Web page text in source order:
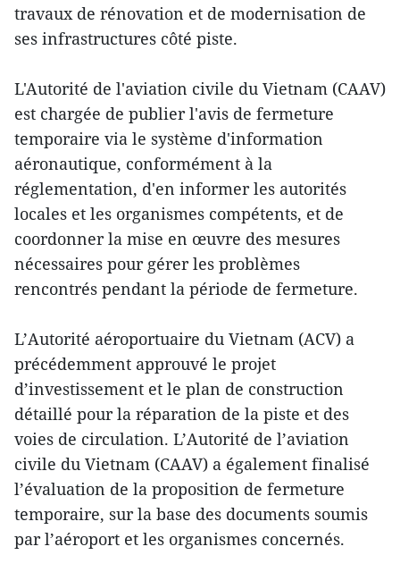
travaux de rénovation et de modernisation de
ses infrastructures côté piste.
L'Autorité de l'aviation civile du Vietnam (CAAV)
est chargée de publier l'avis de fermeture
temporaire via le système d'information
aéronautique, conformément à la
réglementation, d'en informer les autorités
locales et les organismes compétents, et de
coordonner la mise en œuvre des mesures
nécessaires pour gérer les problèmes
rencontrés pendant la période de fermeture.
L’Autorité aéroportuaire du Vietnam (ACV) a
précédemment approuvé le projet
d’investissement et le plan de construction
détaillé pour la réparation de la piste et des
voies de circulation. L’Autorité de l’aviation
civile du Vietnam (CAAV) a également finalisé
l’évaluation de la proposition de fermeture
temporaire, sur la base des documents soumis
par l’aéroport et les organismes concernés.